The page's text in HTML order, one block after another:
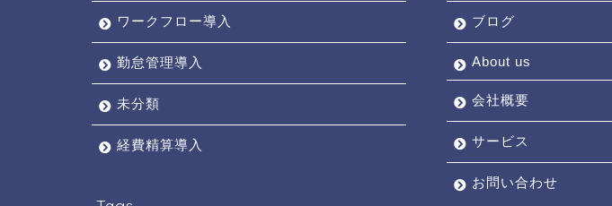
ワークフロー導入
勤怠管理導入
未分類
経費精算導入
ブログ
About us
会社概要
サービス
お問い合わせ